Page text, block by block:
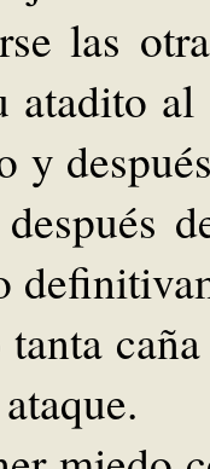
las
al
y